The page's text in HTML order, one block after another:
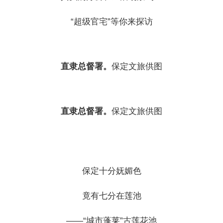
“超级官宅”等你来探访
直隶总督署。 保定文旅供图
直隶总督署。 保定文旅供图
保定十分妩媚色
竟有七分在莲池
——“城市蓬莱”古莲花池